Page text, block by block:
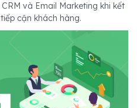
và Email Marketing khi kết
cận khách hàng.